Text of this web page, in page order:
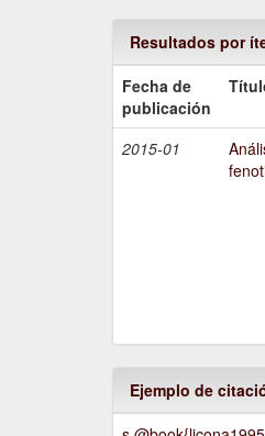
Resultados por
Fecha de
publicación
2015-01
Ejemplo de